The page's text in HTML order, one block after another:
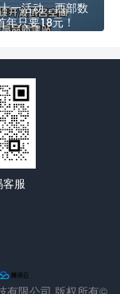
一活动，西部数
年只要18元！
客服
有限公司 版权所有©